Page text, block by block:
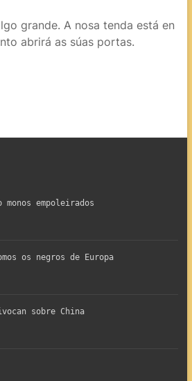
grande. A nosa tenda está en
abrirá as súas portas.
monos empoleirados
os negros de Europa
sobre China